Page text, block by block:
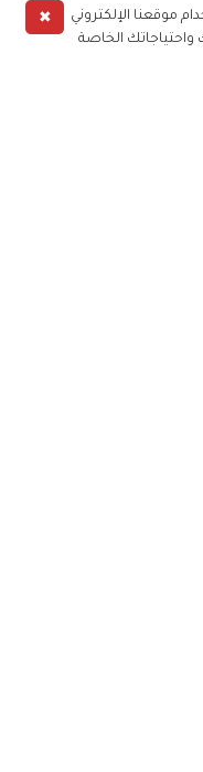
✖
موقعنا الإلكتروني
واحتياجاتك الخاصة